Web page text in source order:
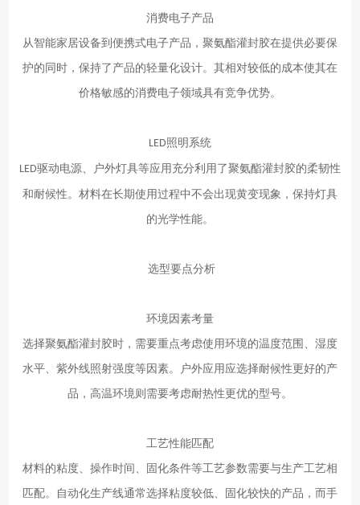
消费电子产品
从智能家居设备到便携式电子产品，聚氨酯灌封胶在提供必要保
护的同时，保持了产品的轻量化设计。其相对较低的成本使其在
价格敏感的消费电子领域具有竞争优势。
LED照明系统
LED驱动电源、户外灯具等应用充分利用了聚氨酯灌封胶的柔韧性
和耐候性。材料在长期使用过程中不会出现黄变现象，保持灯具
的光学性能。
选型要点分析
环境因素考量
选择聚氨酯灌封胶时，需要重点考虑使用环境的温度范围、湿度
水平、紫外线照射强度等因素。户外应用应选择耐候性更好的产
品，高温环境则需要考虑耐热性更优的型号。
工艺性能匹配
材料的粘度、操作时间、固化条件等工艺参数需要与生产工艺相
匹配。自动化生产线通常选择粘度较低、固化较快的产品，而手